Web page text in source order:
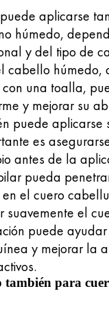
aplicarse
húmedo,
y del tipo de
cabello húmedo,
una toalla,
y mejorar su
puede aplicarse
es
antes de la
pueda
el cuero
suavemente el
puede
y mejorar la
también para